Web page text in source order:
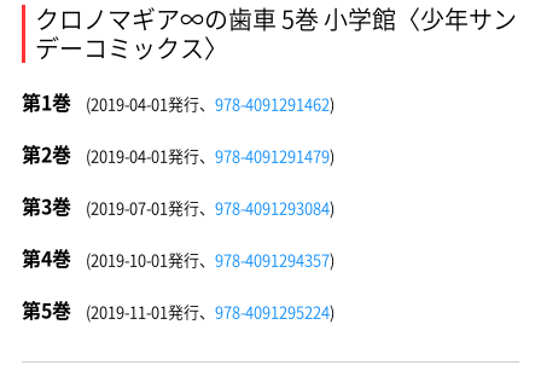
クロノマギア∞の歯車 5巻 小学館〈少年サン
デーコミックス〉
第1巻 (2019-04-01発行、 978-4091291462)
第2巻 (2019-04-01発行、 978-4091291479)
第3巻 (2019-07-01発行、 978-4091293084)
第4巻 (2019-10-01発行、 978-4091294357)
第5巻 (2019-11-01発行、 978-4091295224)